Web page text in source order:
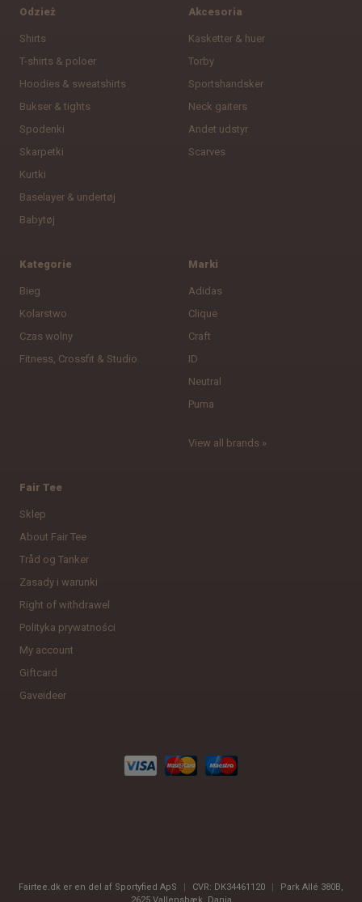
Odzież
Shirts
T-shirts & poloer
Hoodies & sweatshirts
Bukser & tights
Spodenki
Skarpetki
Kurtki
Baselayer & undertøj
Babytøj
Akcesoria
Kasketter & huer
Torby
Sportshandsker
Neck gaiters
Andet udstyr
Scarves
Kategorie
Bieg
Kolarstwo
Czas wolny
Fitness, Crossfit & Studio
Marki
Adidas
Clique
Craft
ID
Neutral
Puma
View all brands »
Fair Tee
Sklep
About Fair Tee
Tråd og Tanker
Zasady i warunki
Right of withdrawel
Polityka prywatności
My account
Giftcard
Gaveideer
Fairtee.dk er en del af Sportyfied ApS | CVR: DK34461120 | Park Allé 380B
2625 Vallensbæk, Dania